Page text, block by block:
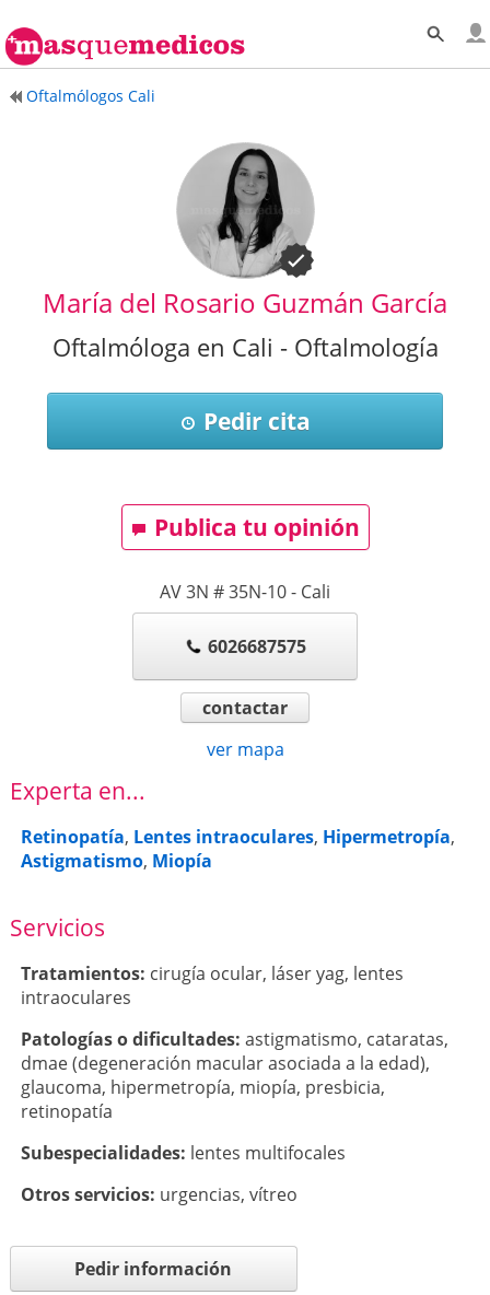
Oftalmólogos Cali
María del Rosario Guzmán García
Oftalmóloga en Cali - Oftalmología
Pedir cita
Publica tu opinión
AV 3N # 35N-10- Cali
6026687575
contactar
ver mapa
Experta en...
Retinopatía, Lentes intraoculares, Hipermetropía,
Astigmatismo, Miopía
Servicios
Tratamientos: cirugía ocular, láser yag, lentes
intraoculares
Patologí­as o dificultades: astigmatismo, cataratas,
dmae (degeneración macular asociada a la edad),
glaucoma, hipermetropía, miopía, presbicia,
retinopatía
Subespecialidades: lentes multifocales
Otros servicios: urgencias, vítreo
Pedir información